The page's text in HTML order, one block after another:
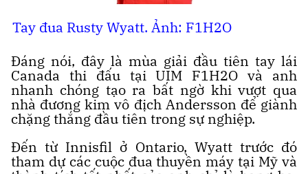
Tay đua Rusty Wyatt. Ảnh: F1H2O
Đáng nói, đây là mùa giải đầu tiên tay lái
Canada thi đấu tại UIM F1H2O và anh
nhanh chóng tạo ra bất ngờ khi vượt qua
nhà đương kim vô địch Andersson để giành
chặng thắng đầu tiên trong sự nghiệp.
Đến từ Innisfil ở Ontario, Wyatt trước đó
tham dự các cuộc đua thuyền máy tại Mỹ và